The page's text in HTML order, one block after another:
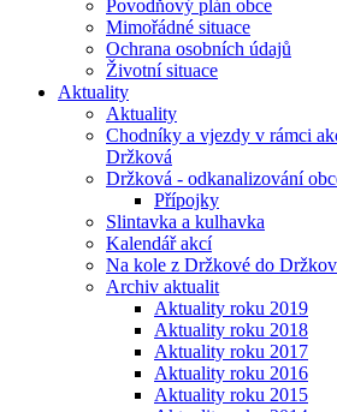
Povodňový plán obce
Mimořádné situace
Ochrana osobních údajů
Životní situace
Aktuality
Aktuality
Chodníky a vjezdy v rámci
Držková
Držková - odkanalizování
Přípojky
Slintavka a kulhavka
Kalendář akcí
Na kole z Držkové do
Archiv aktualit
Aktuality roku 2019
Aktuality roku 2018
Aktuality roku 2017
Aktuality roku 2016
Aktuality roku 2015